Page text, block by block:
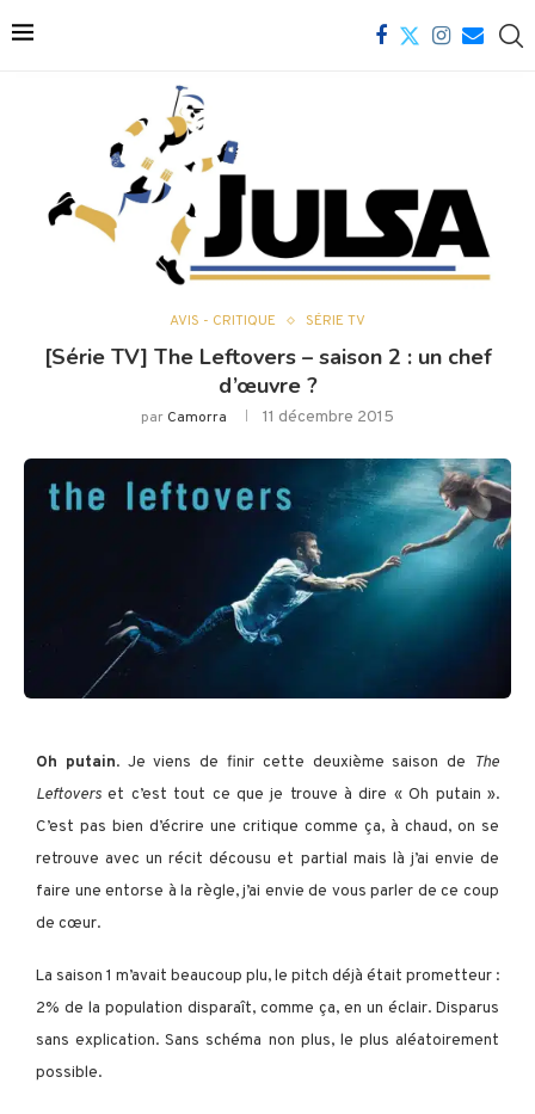
AVIS - CRITIQUE SÉRIE TV
[Série TV] The Leftovers – saison 2 : un chef
d’œuvre ?
par Camorra 11 décembre 2015
Oh putain. Je viens de finir cette deuxième saison de The
Leftovers et c’est tout ce que je trouve à dire « Oh putain ».
C’est pas bien d’écrire une critique comme ça, à chaud, on se
retrouve avec un récit décousu et partial mais là j’ai envie de
faire une entorse à la règle, j’ai envie de vous parler de ce coup
de cœur.
La saison 1 m’avait beaucoup plu, le pitch déjà était prometteur :
2% de la population disparaît, comme ça, en un éclair. Disparus
sans explication. Sans schéma non plus, le plus aléatoirement
possible.